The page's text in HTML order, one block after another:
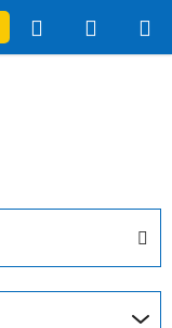
Search
CART